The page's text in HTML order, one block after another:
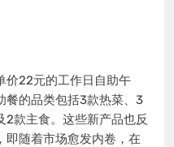
价22元的工作日自助午
餐的品类包括3款热菜、3
2款主食。这些新产品也反
即随着市场愈发内卷，在